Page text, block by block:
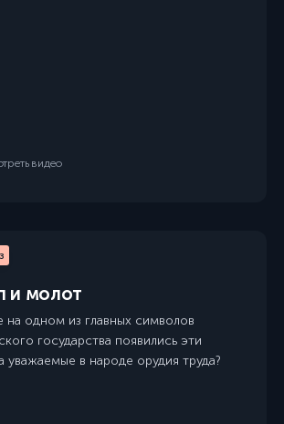
видео
и молот
на одном из главных символов
государства появились эти
уважаемые в народе орудия труда?